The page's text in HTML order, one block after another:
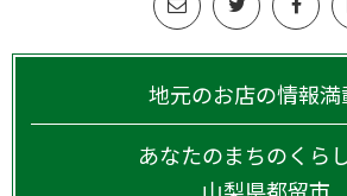
地元のお店の情報満
あなたのまちのくら